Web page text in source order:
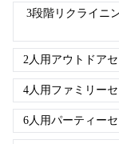
3段階リクライニ
2人用アウトドアセ
4人用ファミリーセ
6人用パーティーセ